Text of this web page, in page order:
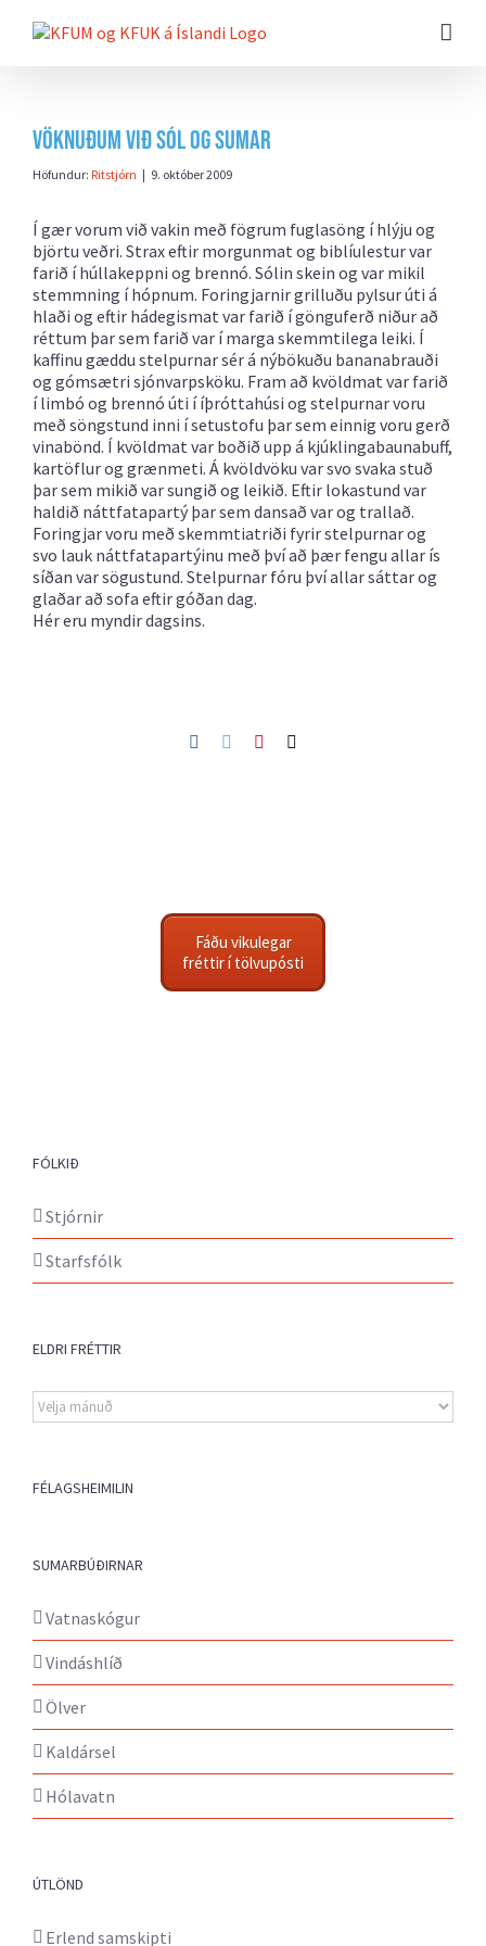
beint
Vöknuðum við sól og sumar
Höfundur: Ritstjórn | 9. október 2009
Í gær vorum við vakin með fögrum fuglasöng í hlýju og
björtu veðri. Strax eftir morgunmat og biblíulestur var
farið í húllakeppni og brennó. Sólin skein og var mikil
stemmning í hópnum. Foringjarnir grilluðu pylsur úti á
hlaði og eftir hádegismat var farið í gönguferð niður að
réttum þar sem farið var í marga skemmtilega leiki. Í
kaffinu gæddu stelpurnar sér á nýbökuðu bananabrauði
og gómsætri sjónvarpsköku. Fram að kvöldmat var farið
í limbó og brennó úti í íþróttahúsi og stelpurnar voru
með söngstund inni í setustofu þar sem einnig voru gerð
vinabönd. Í kvöldmat var boðið upp á kjúklingabaunabuff,
kartöflur og grænmeti. Á kvöldvöku var svo svaka stuð
þar sem mikið var sungið og leikið. Eftir lokastund var
haldið náttfatapartý þar sem dansað var og trallað.
Foringjar voru með skemmtiatriði fyrir stelpurnar og
svo lauk náttfatapartýinu með því að þær fengu allar ís
síðan var sögustund. Stelpurnar fóru því allar sáttar og
glaðar að sofa eftir góðan dag.
Hér eru myndir dagsins.
Facebook
TwitterPinterest
Fáðu vikulegar
fréttir í tölvupósti
FÓLKIÐ
Stjórnir
Starfsfólk
ELDRI FRÉTTIR
Eldri
fréttir
FÉLAGSHEIMILIN
SUMARBÚÐIRNAR
Vatnaskógur
Vindáshlíð
Ölver
Kaldársel
Hólavatn
ÚTLÖND
Erlend samskipti